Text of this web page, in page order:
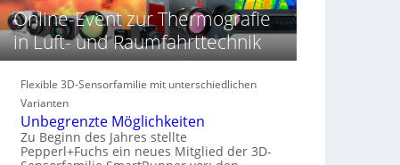
S
e
r
e
s
-
B
-
R
e
g
o
n
e
c
t
r
N
e
w
s
Online-Event zur Thermografie
in Luft- und Raumfahrttechnik
Flexible 3D-Sensorfamilie mit unterschiedlichen
Varianten
Unbegrenzte Möglichkeiten
Zu Beginn des Jahres stellte
Pepperl+Fuchs ein neues Mitglied der 3D-